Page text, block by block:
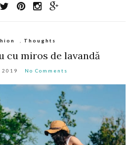
Thoughts
cu miros de lavandă
2019 No Comments